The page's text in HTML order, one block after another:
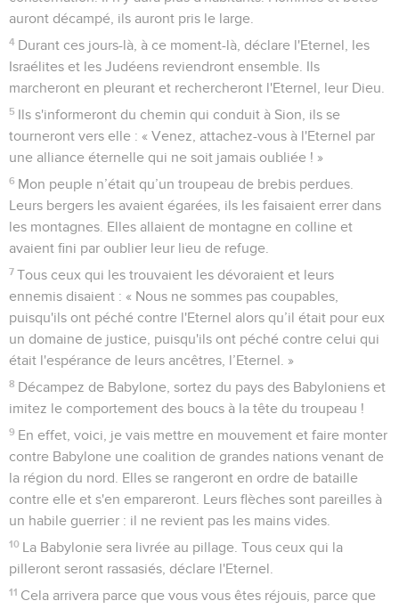
Ils empoignent l'arc et le javelot. Ils sont cruels et ne
montrent aucune compassion. Leur voix gronde comme la
mer. Ils sont montés sur des chevaux, prêts à combattre
comme un seul homme contre toi, fille de Babylone !
En apprenant la nouvelle, le roi de Babylone baisse les
bras. L'angoisse s’empare de lui, pareille à la douleur d'une
femme qui accouche.
Voici que, pareil à un lion, il monte des rives luxuriantes
du Jourdain pour s’attaquer à un domaine solide. J’agirai en
un clin d’œil, je les ferai déguerpir de là et j'établirai à la tête
de Babylone celui que j'ai choisi. En effet, qui est semblable
me résistera ?
C'est pourquoi écoutez la décision que l'Eternel a prise
contre Babylone et les projets qu'il a formés contre le pays
des Babyloniens : on les traînera comme de faibles brebis,
Au bruit de la prise de Babylone, la terre tremble. C’est un
Jérémie 51
Seuls les Évangiles sont disponibles en vidéo pour le moment.
Voici ce que dit l'Eternel : Je vais faire se lever contre
Babylone et contre les habitants de la Babylonie un vent
destructeur.